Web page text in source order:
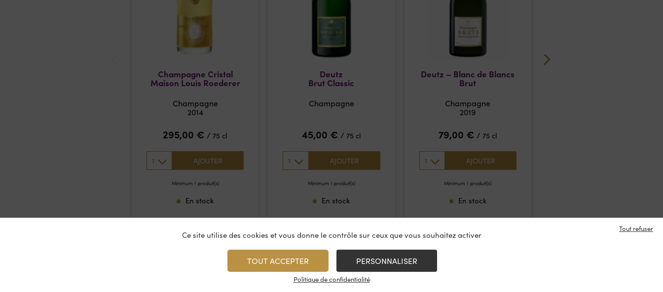
Champagne Cristal
Maison Louis Roederer
Champagne
2014
295,00 € / 75 cl
1 AJOUTER
Minimum 1 produit(s)
En stock
Deutz
Brut Classic
Champagne
45,00 € / 75 cl
1 AJOUTER
Minimum 1 produit(s)
En stock
Deutz – Blanc de Blancs
Brut
Champagne
2019
79,00 € / 75 cl
1 AJOUTER
Minimum 1 produit(s)
En stock
Ce site utilise des cookies et vous donne le contrôle sur ceux que vous souhaitez activer
TOUT ACCEPTER
Tout refuser
PERSONNALISER
Politique de confidentialité